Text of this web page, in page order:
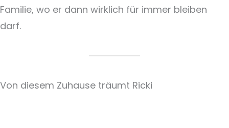
Familie, wo er dann wirklich für immer bleiben
darf.
Von diesem Zuhause träumt Ricki